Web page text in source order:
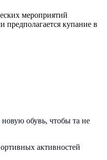
мероприятий
предполагается купание в
обувь, чтобы та не
активностей